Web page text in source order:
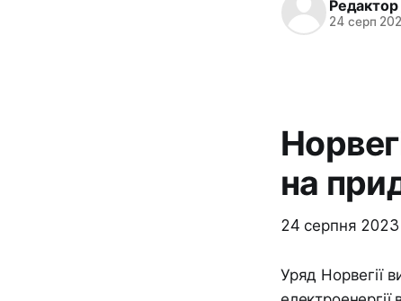
Редактор
24 серп
на
24 серпня 2023
Уряд Норвегії